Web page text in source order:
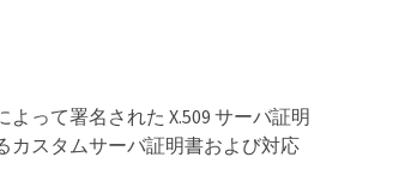
って署名された X.509 サーバ証明
カスタムサーバ証明書および対応